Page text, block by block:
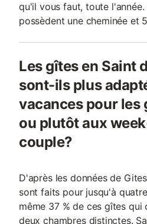
qu'il vous faut, toute l'année.
possèdent une cheminée et
Les gîtes en Saint
sont-ils plus
vacances pour les
ou plutôt aux
couple?
D'après les données de
sont faits pour jusqu'à
même 37 % de ces gîtes qui
deux chambres distinctes.